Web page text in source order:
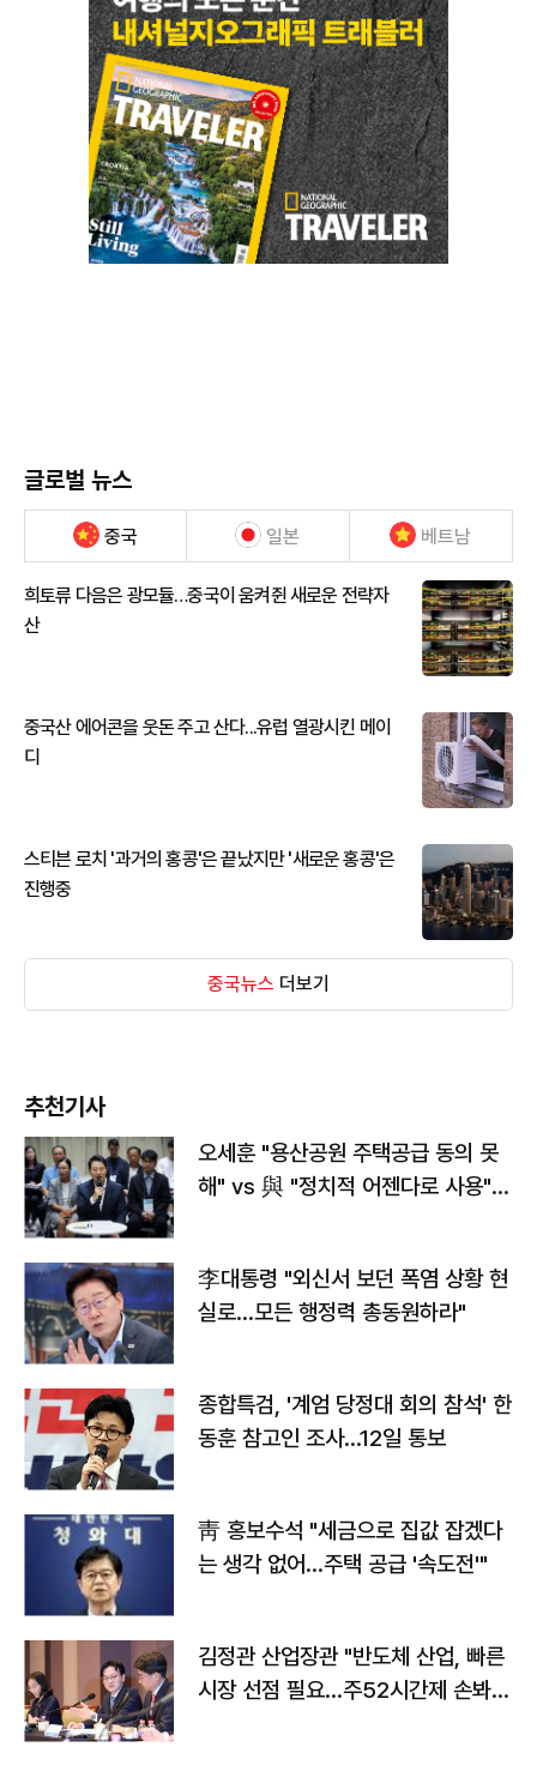
글로벌 뉴스
중국 일본 베트남
희토류 다음은 광모듈…중국이 움켜쥔 새로운 전략자
산
중국산 에어콘을 웃돈 주고 산다...유럽 열광시킨 메이
디
스티븐 로치 '과거의 홍콩'은 끝났지만 '새로운 홍콩'은
진행중
중국뉴스 더보기
추천기사
오세훈 "용산공원 주택공급 동의 못
해" vs 與 "정치적 어젠다로 사용"
李대통령 "외신서 보던 폭염 상황 현
실로…모든 행정력 총동원하라"
종합특검, '계엄 당정대 회의 참석' 한
동훈 참고인 조사...12일 통보
靑 홍보수석 "세금으로 집값 잡겠다
는 생각 없어…주택 공급 '속도전'"
김정관 산업장관 "반도체 산업, 빠른
시장 선점 필요…주52시간제 손봐